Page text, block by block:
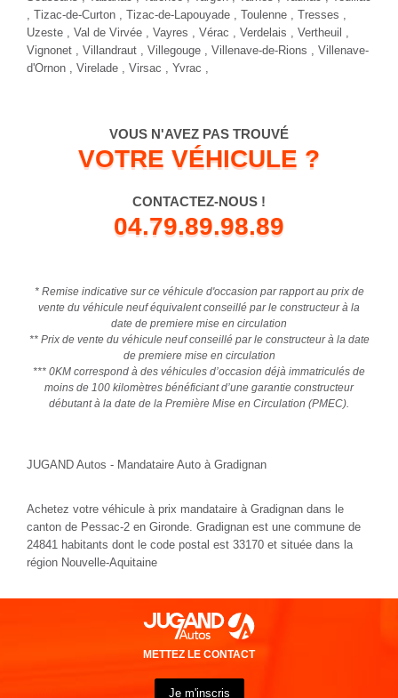
, Tizac-de-Curton , Tizac-de-Lapouyade , Toulenne , Tresses
Uzeste , Val de Virvée , Vayres , Vérac , Verdelais , Vertheuil ,
Vignonet , Villandraut , Villegouge , Villenave-de-Rions , Villenave-
d'Ornon , Virelade , Virsac , Yvrac ,
VOUS N'AVEZ PAS TROUVÉ
VOTRE VÉHICULE ?
CONTACTEZ-NOUS !
04.79.89.98.89
* Remise indicative sur ce véhicule d'occasion par rapport au prix de
vente du véhicule neuf équivalent conseillé par le constructeur à la
date de premiere mise en circulation
** Prix de vente du véhicule neuf conseillé par le constructeur à la date
de premiere mise en circulation
*** 0KM correspond à des véhicules d’occasion déjà immatriculés de
moins de 100 kilomètres bénéficiant d’une garantie constructeur
débutant à la date de la Première Mise en Circulation (PMEC).
JUGAND Autos - Mandataire Auto à Gradignan
Achetez votre véhicule à prix mandataire à Gradignan dans le
canton de Pessac-2 en Gironde. Gradignan est une commune de
24841 habitants dont le code postal est 33170 et située dans la
région Nouvelle-Aquitaine
METTEZ LE CONTACT
Je m'inscris